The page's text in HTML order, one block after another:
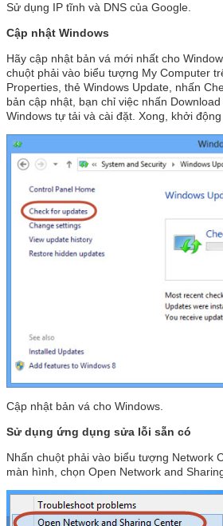
Sử dụng IP tĩnh và DNS của Google.
Cập nhật Windows
Hãy cập nhật bản vá mới nhất cho
chuột phải vào biểu tượng My Computer
Properties, thẻ Windows Update, nhấn
bản cập nhật, bạn chỉ việc nhấn
Windows tự tải và cài đặt. Xong, khởi động
Cập nhật bản vá cho Windows.
Sử dụng ứng dụng sửa lỗi sẵn có
Nhấn chuột phải vào biểu tượng Network
màn hình, chọn Open Network and